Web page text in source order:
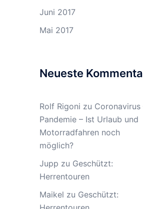
Juni 2017
Mai 2017
Neueste
Rolf Rigoni zu Coronavirus
Pandemie – Ist Urlaub und
Motorradfahren noch
möglich?
Jupp zu Geschützt:
Herrentouren
Maikel zu Geschützt: